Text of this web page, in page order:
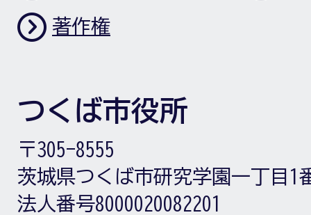
著作権
つくば市役所
〒305-8555
茨城県つくば市研究学園一丁目1
法人番号8000020082201